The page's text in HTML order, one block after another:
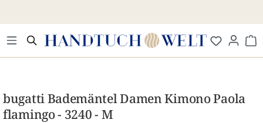
bugatti Bademäntel Damen Kimono Paola
flamingo - 3240 - M